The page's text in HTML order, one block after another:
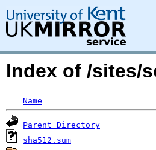
Index of /sites/
Name
Parent Directory
sha512.sum